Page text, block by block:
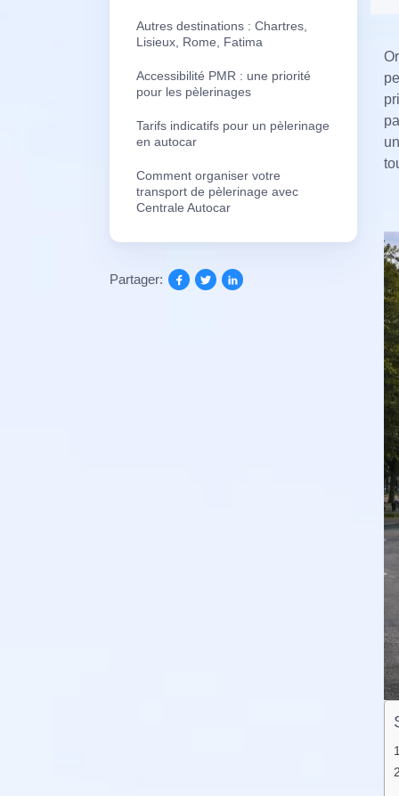
Autres destinations : Chartres,
Lisieux, Rome, Fatima
Accessibilité PMR : une priorité
pour les pèlerinages
Tarifs indicatifs pour un pèlerinage
en autocar
Comment organiser votre
transport de pèlerinage avec
Centrale Autocar
Partager: